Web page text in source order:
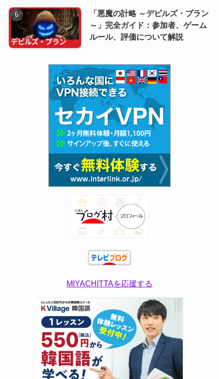
「悪魔の計略 ～デビルズ・プラン
～」完全ガイド：参加者、ゲーム
ルール、評価について解説
MIYACHITTAを応援する